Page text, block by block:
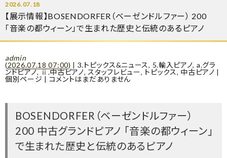
2026.07.18
【展示情報】BOSENDORFER（ベーゼンドルファー） 200
「音楽の都ウィーン」で生まれた歴史と伝統のあるピアノ
admin
(2026.07.18 07:00) | 3.トピックス&ニュース, 5.輸入ピアノ, a.グラ
ンドピアノ,ⅱ.中古ピアノ, スタッフレビュー, トピックス, 中古ピアノ |
個別ページ | コメントはまだありません
BOSENDORFER（ベーゼンドルファー）
200 中古グランドピアノ 「音楽の都ウィーン」
で生まれた歴史と伝統のあるピアノ